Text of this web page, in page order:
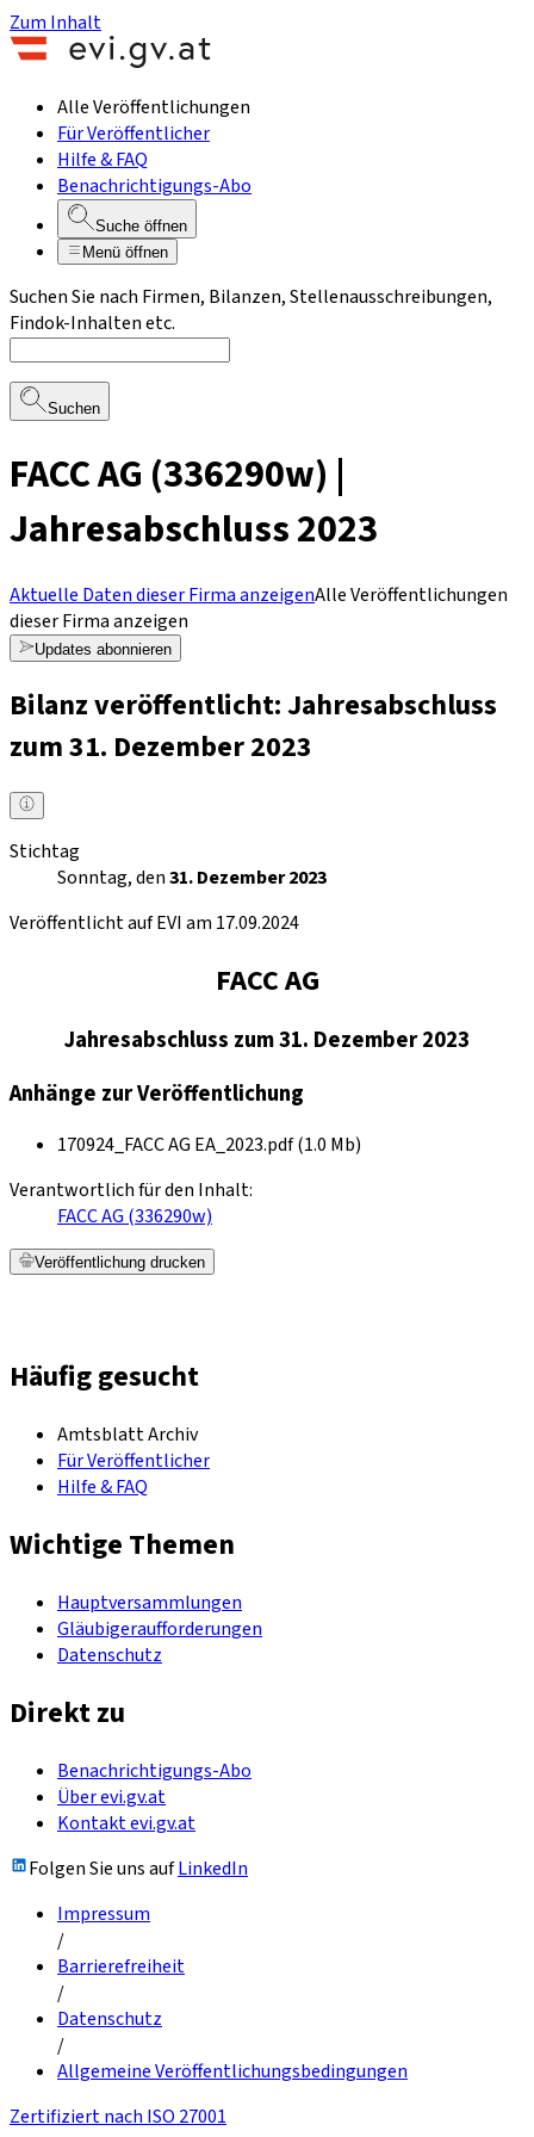
Zum Inhalt
Alle Veröffentlichungen
Für Veröffentlicher
Hilfe & FAQ
Benachrichtigungs-Abo
Suche öffnen
Menü öffnen
Suchen Sie nach Firmen, Bilanzen, Stellenausschreibungen,
Findok-Inhalten etc.
Suchen
FACC AG (336290w) |
Jahresabschluss 2023
Aktuelle Daten dieser Firma anzeigenAlle Veröffentlichungen
dieser Firma anzeigen
Updates abonnieren
Bilanz veröffentlicht: Jahresabschluss
zum 31. Dezember 2023
Stichtag
Sonntag, den31. Dezember 2023
Veröffentlicht auf EVI am 17.09.2024
FACC AG
Jahresabschluss zum 31. Dezember 2023
Anhänge zur Veröffentlichung
170924_FACC AG EA_2023.pdf (1.0 Mb)
Verantwortlich für den Inhalt:
FACC AG (336290w)
Veröffentlichung drucken
Häufig gesucht
Amtsblatt Archiv
Für Veröffentlicher
Hilfe & FAQ
Wichtige Themen
Hauptversammlungen
Gläubigeraufforderungen
Datenschutz
Direkt zu
Benachrichtigungs-Abo
Über evi.gv.at
Kontakt evi.gv.at
Folgen Sie uns aufLinkedIn
Impressum
/
Barrierefreiheit
/
Datenschutz
/
Allgemeine Veröffentlichungsbedingungen
Zertifiziert nach ISO 27001